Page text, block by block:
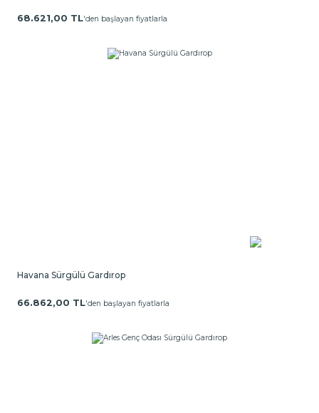
68.621,00 TL'den başlayan fiyatlarla
Havana Sürgülü Gardırop
66.862,00 TL'den başlayan fiyatlarla